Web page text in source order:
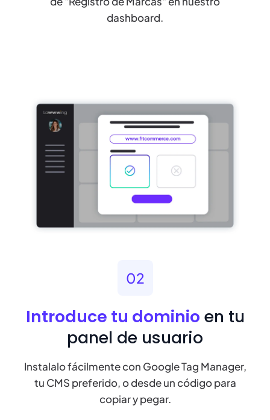
dashboard.
02
Introduce tu dominio en tu
panel de usuario
Instalalo fácilmente con Google Tag Manager,
tu CMS preferido, o desde un código para
copiar y pegar.